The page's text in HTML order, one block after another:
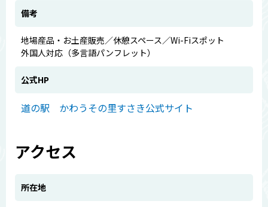
備考
地場産品・お土産販売／休憩スペース／Wi-Fiスポット
外国人対応（多言語パンフレット）
公式HP
道の駅 かわうその里すさき公式サイト
アクセス
所在地